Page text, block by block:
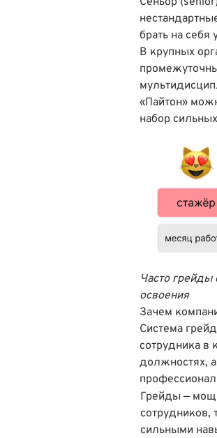
брать на себя
В крупных
«Пайтон»
набор
Часто
освоения
Зачем
Система
сотрудника в
должностях,
Грейды —
сотрудников,
сильными